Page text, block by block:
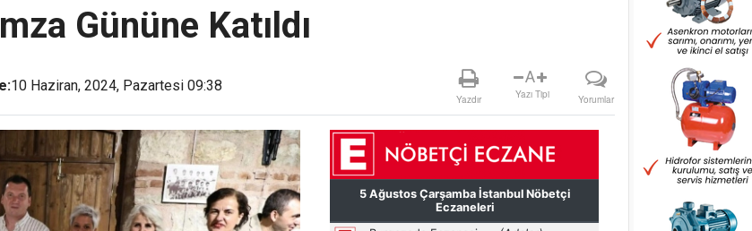
Gününe Katıldı
10 Haziran, 2024, Pazartesi 09:38
Yazdır
A
Yazı Tipi Yorumlar